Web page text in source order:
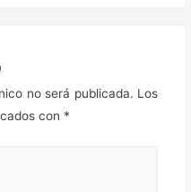
no será publicada. Los
con *